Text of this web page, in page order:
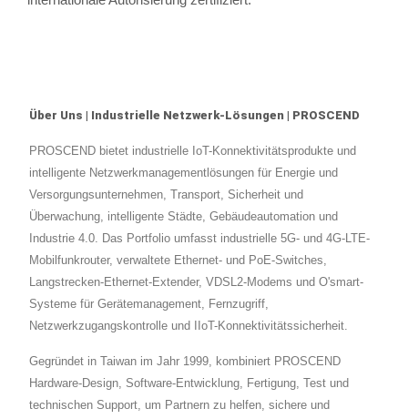
Über Uns | Industrielle Netzwerk-Lösungen | PROSCEND
PROSCEND bietet industrielle IoT-Konnektivitätsprodukte und
intelligente Netzwerkmanagementlösungen für Energie und
Versorgungsunternehmen, Transport, Sicherheit und
Überwachung, intelligente Städte, Gebäudeautomation und
Industrie 4.0. Das Portfolio umfasst industrielle 5G- und 4G-LTE-
Mobilfunkrouter, verwaltete Ethernet- und PoE-Switches,
Langstrecken-Ethernet-Extender, VDSL2-Modems und O'smart-
Systeme für Gerätemanagement, Fernzugriff,
Netzwerkzugangskontrolle und IIoT-Konnektivitätssicherheit.
Gegründet in Taiwan im Jahr 1999, kombiniert PROSCEND
Hardware-Design, Software-Entwicklung, Fertigung, Test und
technischen Support, um Partnern zu helfen, sichere und